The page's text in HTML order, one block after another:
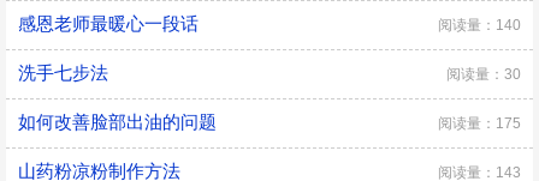
感恩老师最暖心一段话 阅读量：140
洗手七步法 阅读量：30
如何改善脸部出油的问题 阅读量：175
山药粉凉粉制作方法 阅读量：143